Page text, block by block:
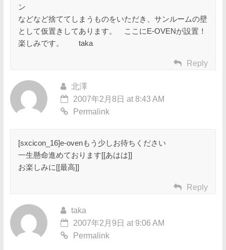
ン
などなど捨ててしまうものをいただき、サンルームの壁
として仮置きしてあります。 ここにE-OVENが設置！
楽しみです。 taka
Reply
北澤
2007年2月8日 at 8:43 AM
Permalink
[sxcicon_16]e-ovenもう少しお待ちください
一生懸命進めております[[あはは]]
お楽しみに[[最高]]
Reply
taka
2007年2月9日 at 9:06 AM
Permalink